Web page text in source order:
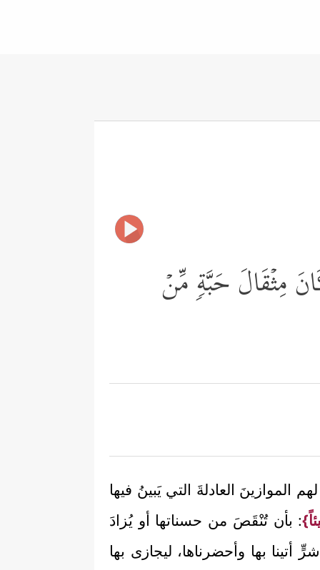
مِثۡقَالَ حَبَّةࣲ مِّنۡ
العادلةَ التي يَبينُ فيها
: بأن تُنْقَصَ من حسناتها أو يُزادَ
بها وأحضرناها، ليجازى بها